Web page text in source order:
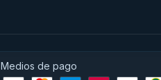
Medios de pago